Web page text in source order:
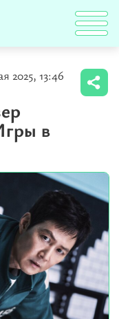
2025, 13:46
в